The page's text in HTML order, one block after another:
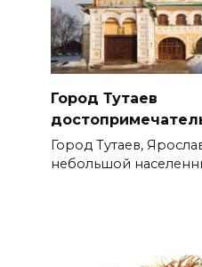
Город Тутаев
Город Тутаев,
небольшой